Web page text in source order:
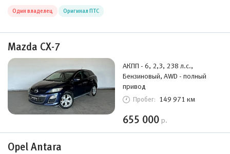
Один владелец Оригинал ПТС
Mazda CX-7
АКПП - 6, 2,3, 238 л.с.,
Бензиновый, AWD - полный
привод
Пробег: 149 971 км
655 000 р.
Opel Antara